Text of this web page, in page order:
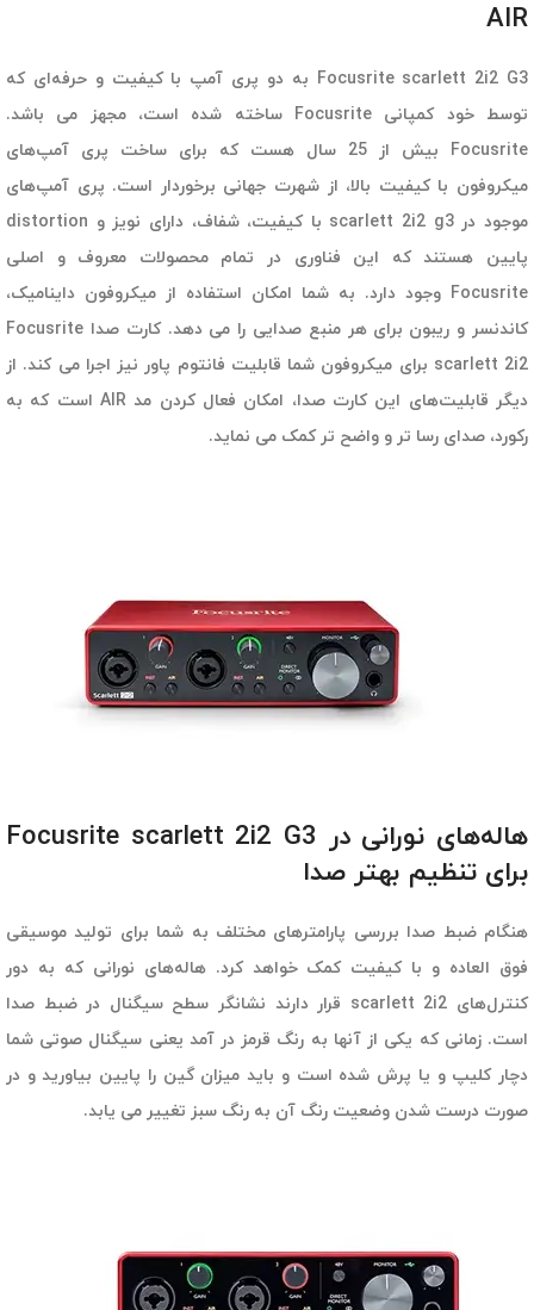
AIR
Focusrite scarlett 2i2 G3 به دو پری آمپ با کیفیت و حرفه‌ای که
توسط خود کمپانی Focusrite ساخته شده است، مجهز می باشد.
Focusrite بیش از 25 سال هست که برای ساخت پری آمپ‌های
میکروفون با کیفیت بالا، از شهرت جهانی برخوردار است. پری آمپ‌های
موجود در scarlett 2i2 g3 با کیفیت، شفاف، دارای نویز و distortion
پایین هستند که این فناوری در تمام محصولات معروف و اصلی
Focusrite وجود دارد. به شما امکان استفاده از میکروفون داینامیک،
کاندنسر و ریبون برای هر منبع صدایی را می دهد. کارت صدا Focusrite
scarlett 2i2 برای میکروفون شما قابلیت فانتوم پاور نیز اجرا می کند. از
دیگر قابلیت‌های این کارت صدا، امکان فعال کردن مد AIR است که به
رکورد، صدای رسا تر و واضح تر کمک می نماید.
هاله‌های نورانی در Focusrite scarlett 2i2 G3
برای تنظیم بهتر صدا
هنگام ضبط صدا بررسی پارامترهای مختلف به شما برای تولید موسیقی
فوق العاده و با کیفیت کمک خواهد کرد. هاله‌های نورانی که به دور
کنترل‌های scarlett 2i2 قرار دارند نشانگر سطح سیگنال در ضبط صدا
است. زمانی که یکی از آنها به رنگ قرمز در آمد یعنی سیگنال صوتی شما
دچار کلیپ و یا پرش شده است و باید میزان گین را پایین بیاورید و در
صورت درست شدن وضعیت رنگ آن به رنگ سبز تغییر می یابد.